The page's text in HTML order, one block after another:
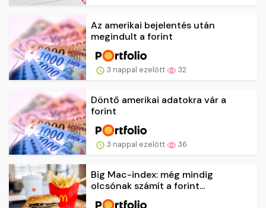
Az amerikai bejelentés után
megindult a forint
3 nappal ezelőtt 32
Döntő amerikai adatokra vár a
forint
3 nappal ezelőtt 36
Big Mac-index: még mindig
olcsónak számít a forint...